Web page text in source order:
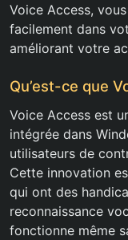
Voice Access,
facilement dans
améliorant votre
Qu’est-ce que
Voice Access est
intégrée dans
utilisateurs de
Cette innovation
qui ont des
reconnaissance
fonctionne même